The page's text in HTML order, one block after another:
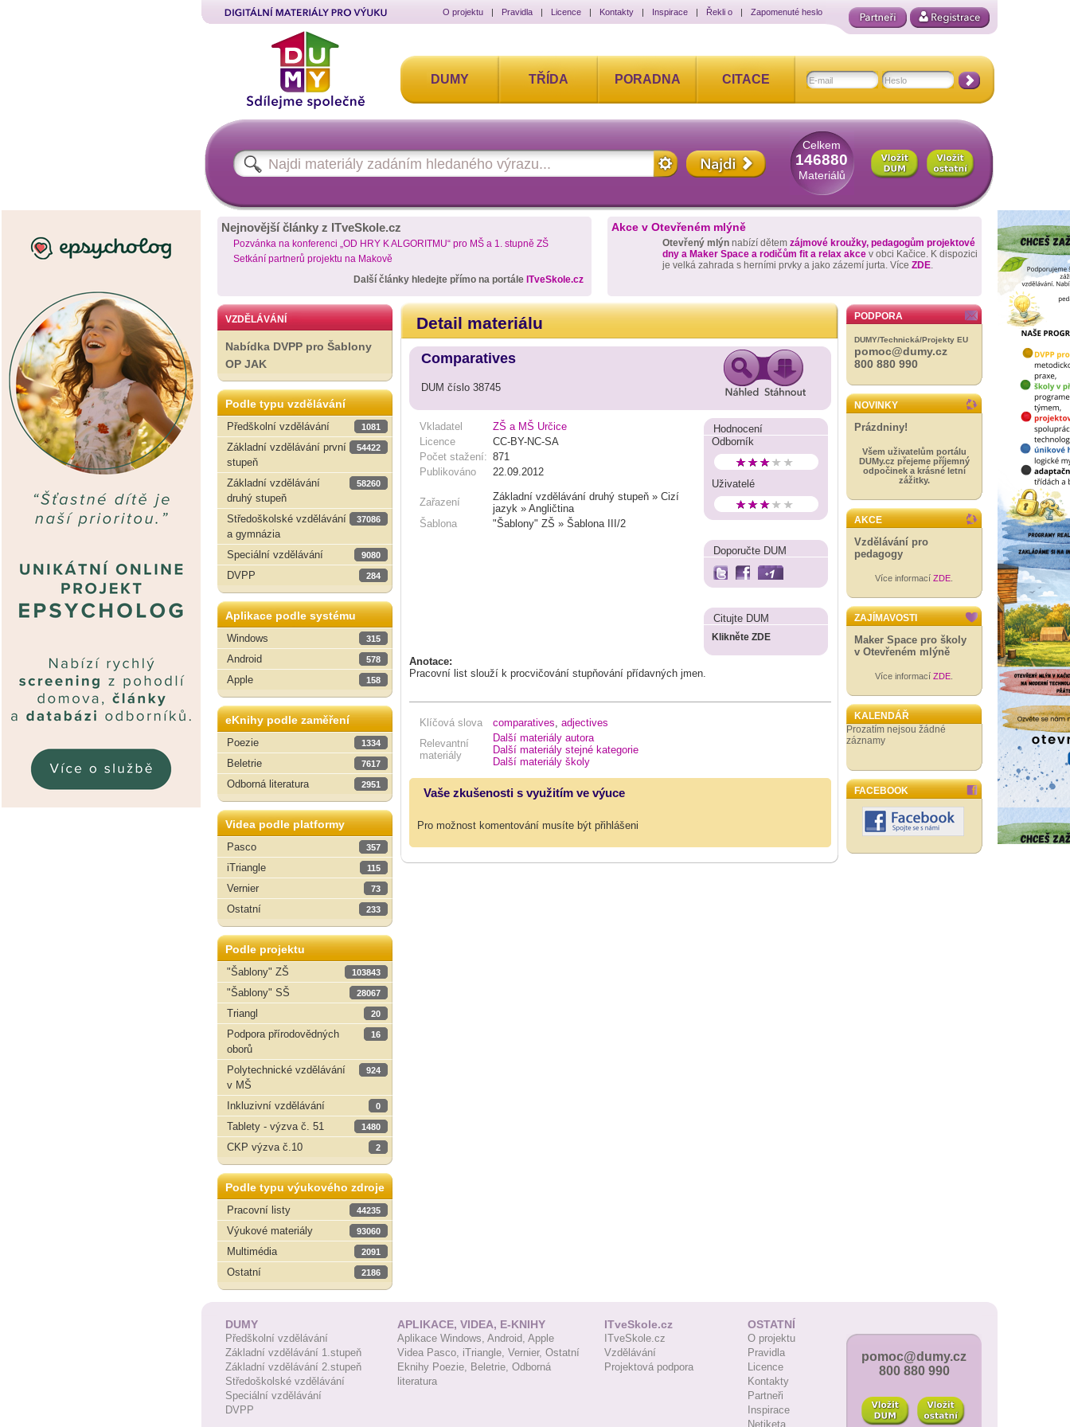
O projektu | Pravidla | Licence | Kontakty | Inspirace | Řekli o | Zapomenuté heslo
DUMY TŘÍDA PORADNA CITACE
Celkem
146880
Materiálů
Nejnovější články z ITveSkole.cz
Pozvánka na konferenci „OD HRY K ALGORITMU“ pro MŠ a 1. stupně ZŠ
Setkání partnerů projektu na Makově
Další články hledejte přímo na portále ITveSkole.cz
Akce v Otevřeném mlýně
Otevřený mlýn nabízí dětem zájmové kroužky, pedagogům projektové
dny a Maker Space a rodičům fit a relax akce v obci Kačice. K dispozici
je velká zahrada s herními prvky a jako zázemí jurta. Více ZDE.
VZDĚLÁVÁNÍ
Nabídka DVPP pro Šablony
OP JAK
Podle typu vzdělávání
Předškolní vzdělávání
1081
Základní vzdělávání první
stupeň
54422
Základní vzdělávání
druhý stupeň
58260
Středoškolské vzdělávání
a gymnázia
37086
Speciální vzdělávání 9080
DVPP 284
Aplikace podle systému
Windows
315
Android 578
Apple 158
eKnihy podle zaměření
Poezie
1334
Beletrie 7617
Odborná literatura 2951
Videa podle platformy
Pasco
357
iTriangle 115
Vernier 73
Ostatní 233
Podle projektu
"Šablony" ZŠ
103843
"Šablony" SŠ 28067
Triangl 20
Podpora přírodovědných
oborů
16
Polytechnické vzdělávání
v MŠ
924
Inkluzivní vzdělávání 0
Tablety - výzva č. 51 1480
CKP výzva č.10 2
Podle typu výukového zdroje
Pracovní listy
44235
Výukové materiály 93060
Multimédia 2091
Ostatní 2186
Detail materiálu
Comparatives
DUM číslo 38745
Vkladatel
ZŠ a MŠ Určice
Licence
CC-BY-NC-SA
Počet stažení: 871
Publikováno
22.09.2012
Zařazení
Základní vzdělávání druhý stupeň » Cizí
jazyk » Angličtina
Šablona
"Šablony" ZŠ » Šablona III/2
Hodnocení
Odborník
Uživatelé
Doporučte DUM
Citujte DUM
Klikněte ZDE
Anotace:
Pracovní list slouží k procvičování stupňování přídavných jmen.
Klíčová slova comparatives adjectives
Relevantní
materiály
Další materiály autora
Další materiály stejné kategorie
Další materiály školy
Vaše zkušenosti s využitím ve výuce
Pro možnost komentování musíte být přihlášeni
PODPORA
DUMY/Technická/Projekty EU
pomoc@dumy.cz
800 880 990
NOVINKY
Prázdniny!
Všem uživatelům portálu
DUMy.cz přejeme příjemný
odpočinek a krásné letní
zážitky.
AKCE
Vzdělávání pro
pedagogy
Více informací ZDE
ZAJÍMAVOSTI
Maker Space pro školy
v Otevřeném mlýně
Více informací ZDE
KALENDÁŘ
Prozatím nejsou žádné
záznamy
FACEBOOK
DUMY
Předškolní vzdělávání
Základní vzdělávání 1.stupeň
Základní vzdělávání 2.stupeň
Středoškolské vzdělávání
Speciální vzdělávání
DVPP
APLIKACE, VIDEA, E-KNIHY
Aplikace Windows, Android, Apple
Videa Pasco, iTriangle, Vernier, Ostatní
Eknihy Poezie, Beletrie, Odborná
literatura
ITveSkole.cz
ITveSkole.cz
Vzdělávání
Projektová podpora
OSTATNÍ
O projektu
Pravidla
Licence
Kontakty
Partneři
Inspirace
Netiketa
pomoc@dumy.cz
800 880 990